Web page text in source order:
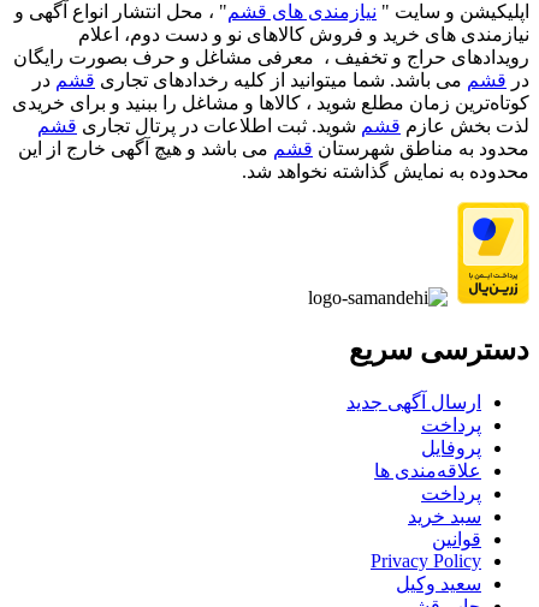
اپلیکیشن و سایت " نیازمندی های قشم" ، محل انتشار انواع آگهی و
نیازمندی های خرید و فروش کالاهای نو و دست‌ دوم، اعلام
رویدادهای حراج و تخفیف ، معرفی مشاغل و حرف بصورت رایگان
در قشم می باشد. شما میتوانید از کلیه رخدادهای تجاری قشم در
کوتاه‌ترین زمان مطلع شوید ، کالاها و مشاغل را ببنید و برای خریدی
لذت بخش عازم قشم شوید. ثبت اطلاعات در پرتال تجاری قشم
محدود به مناطق شهرستان قشم می باشد و هیچ آگهی خارج از این
محدوده به نمایش گذاشته نخواهد شد.
دسترسی سریع
ارسال آگهی جدید
پرداخت
پروفایل
علاقه‌مندی ها
پرداخت
سبد خرید
قوانین
Privacy Policy
سعید وکیل